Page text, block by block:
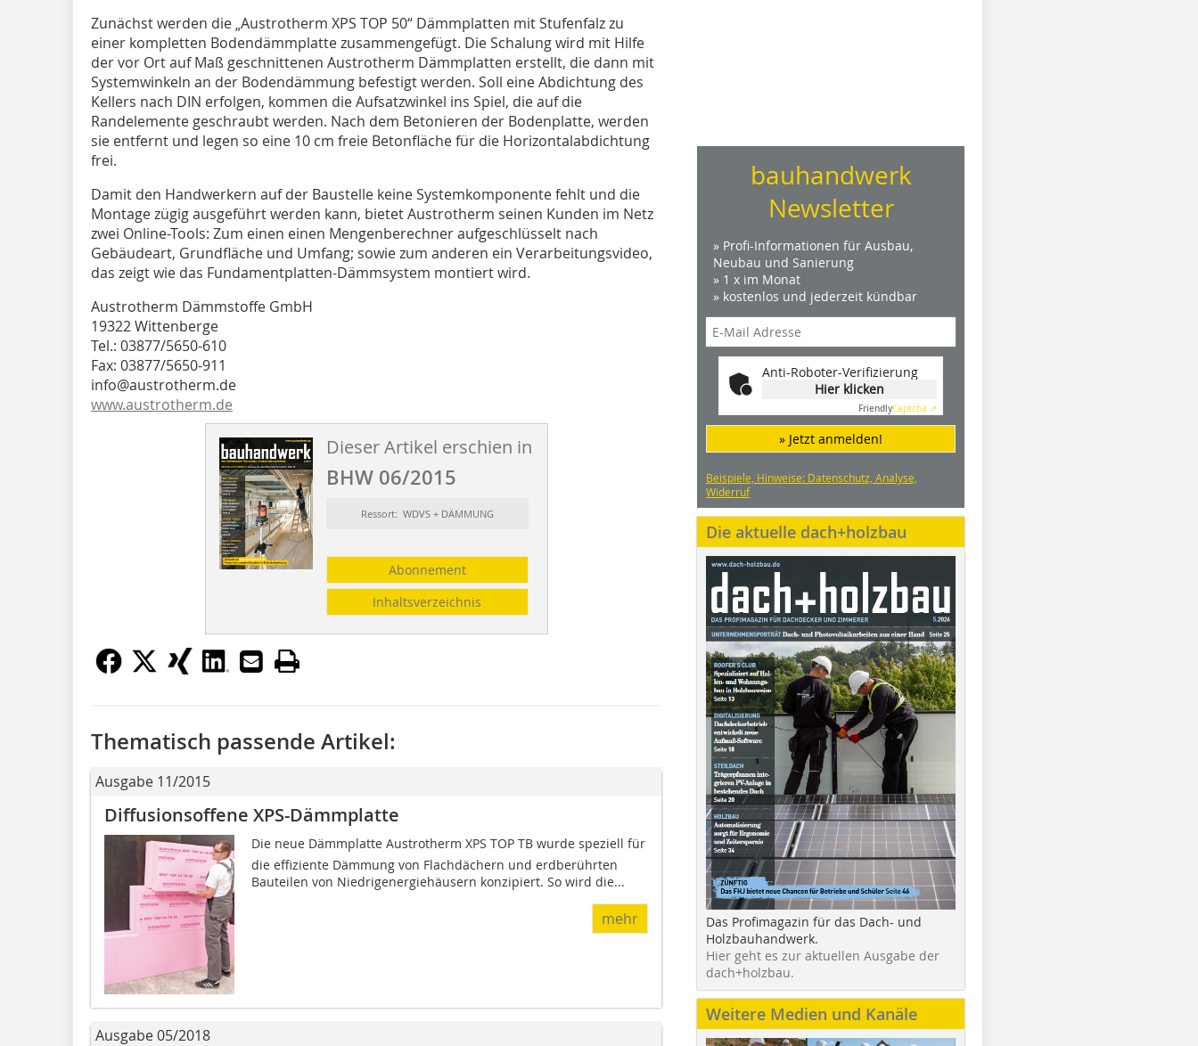
Zunächst werden die „Austrotherm XPS TOP 50“ Dämmplatten mit Stufenfalz zu
einer kompletten Bodendämmplatte zusammengefügt. Die Schalung wird mit Hilfe
der vor Ort auf Maß geschnittenen Austrotherm Dämmplatten erstellt, die dann mit
Systemwinkeln an der Bodendämmung befestigt werden. Soll eine Abdichtung des
Kellers nach DIN erfolgen, kommen die Aufsatzwinkel ins Spiel, die auf die
Randelemente geschraubt werden. Nach dem Betonieren der Bodenplatte, werden
sie entfernt und legen so eine 10 cm freie Betonfläche für die Horizontalabdichtung
frei.
Damit den Handwerkern auf der Baustelle keine Systemkomponente fehlt und die
Montage zügig ausgeführt werden kann, bietet Austrotherm seinen Kunden im Netz
zwei Online-Tools: Zum einen einen Mengenberechner aufgeschlüsselt nach
Gebäudeart, Grundfläche und Umfang; sowie zum anderen ein Verarbeitungsvideo,
das zeigt wie das Fundamentplatten-Dämmsystem montiert wird.
Austrotherm Dämmstoffe GmbH
19322 Wittenberge
Tel.: 03877/5650-610
Fax: 03877/5650-911
info@austrotherm.de
www.austrotherm.de
Dieser Artikel erschien in
BHW 06/2015
Ressort: WDVS + DÄMMUNG
Abonnement
Inhaltsverzeichnis
Thematisch passende Artikel:
Ausgabe 11/2015
Diffusionsoffene XPS-Dämmplatte
Die neue Dämmplatte Austrotherm XPS TOP TB wurde speziell für
die effiziente Dämmung von Flachdächern und erdberührten
Bauteilen von Niedrigenergiehäusern kon­zipiert. So wird die...
mehr
Ausgabe 05/2018
bauhandwerk
Newsletter
» Profi-Informationen für Ausbau,
Neubau und Sanierung
» 1 x im Monat
» kostenlos und jederzeit kündbar
Anti-Roboter-Verifizierung
Hier klicken
FriendlyCaptcha ⇗
» Jetzt anmelden!
Beispiele, Hinweise: Datenschutz, Analyse,
Widerruf
Die aktuelle dach+holzbau
Das Profimagazin für das Dach- und
Holzbauhandwerk.
Hier geht es zur aktuellen Ausgabe der
dach+holzbau.
Weitere Medien und Kanäle